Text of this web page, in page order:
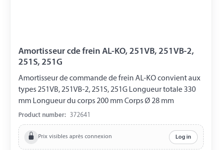
Amortisseur cde frein AL-KO, 251VB, 251VB-2,
251S, 251G
Amortisseur de commande de frein AL-KO convient aux
types 251VB, 251VB-2, 251S, 251G Longueur totale 330
mm Longueur du corps 200 mm Corps Ø 28 mm
Product number: 372641
Prix visibles après connexion Log in